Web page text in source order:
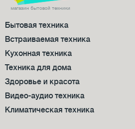
магазин бытовой техники
Бытовая техника
Встраиваемая техника
Кухонная техника
Техника для дома
Здоровье и красота
Видео-аудио техника
Климатическая техника